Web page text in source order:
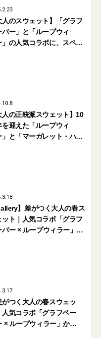
人のスウェット】「グラフ
パー」と「ループウィ
」の人気コラボに、スペ
人の正統派スウェット】10
を迎えた「ループウィ
」と「マーガレット・ハウ
】差がつく大人の春ス
ット｜人気コラボ「グラフ
パー × ループウィラー」か
がつく大人の春スウェッ
人気コラボ「グラフペー
× ループウィラー」か